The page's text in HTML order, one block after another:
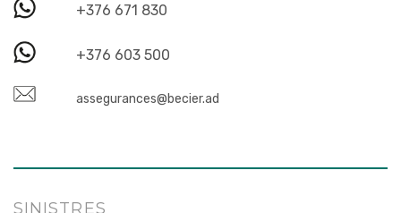
+376 671 830
+376 603 500
assegurances@becier.ad
SINISTRES